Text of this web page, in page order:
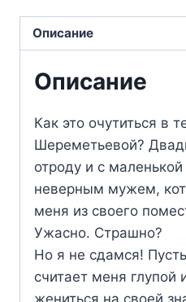
Описание
Описание
Как это очутиться в
Шереметьевой?
отроду и с
неверным мужем,
меня из своего
Ужасно. Страшно?
Но я не сдамся!
считает меня
жениться на своей